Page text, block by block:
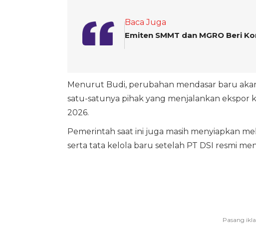
Baca Juga
Emiten SMMT dan MGRO Beri
Menurut Budi, perubahan mendasar baru
satu-satunya pihak yang menjalankan ekspor
2026.
Pemerintah saat ini juga masih menyiapkan
serta tata kelola baru setelah PT DSI resmi